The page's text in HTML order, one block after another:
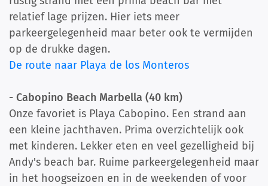
relatief lage prijzen. Hier iets meer
parkeergelegenheid maar beter ook te vermijden
op de drukke dagen.
De route naar Playa de los Monteros
- Cabopino Beach Marbella (40 km)
Onze favoriet is Playa Cabopino. Een strand aan
een kleine jachthaven. Prima overzichtelijk ook
met kinderen. Lekker eten en veel gezelligheid bij
Andy's beach bar. Ruime parkeergelegenheid maar
in het hoogseizoen en in de weekenden of voor